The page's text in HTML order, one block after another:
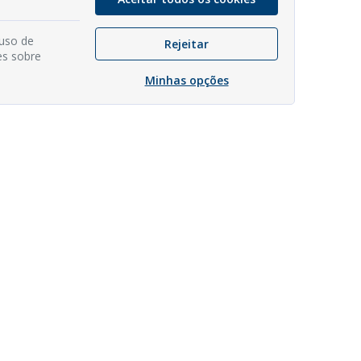
de
sobre
Rejeitar
Minhas opções